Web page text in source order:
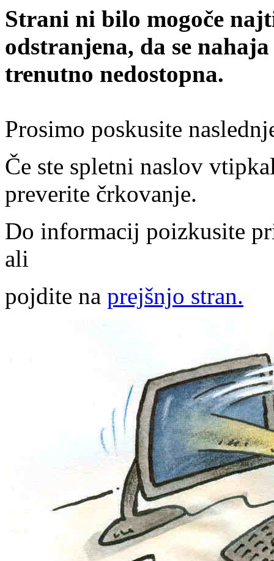
Strani ni bilo mogoče
odstranjena, da se
trenutno nedostopna.
Prosimo poskusite
Če ste spletni naslov
preverite črkovanje.
Do informacij poizkusite
ali
pojdite na prejšnjo stran.